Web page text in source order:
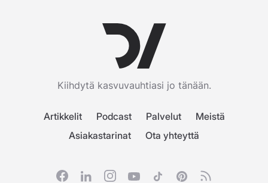
Kiihdytä kasvuvauhtiasi jo tänään.
Artikkelit Podcast Palvelut
Meistä
Asiakastarinat
Ota yhteyttä
FacebookLinkedinInstagramYoutubeTiktokPinterestRSS feed